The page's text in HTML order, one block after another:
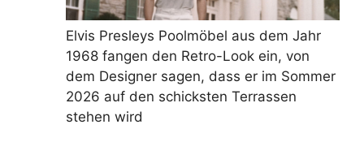
Elvis Presleys Poolmöbel aus dem Jahr
1968 fangen den Retro-Look ein, von
dem Designer sagen, dass er im Sommer
2026 auf den schicksten Terrassen
stehen wird